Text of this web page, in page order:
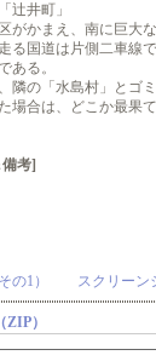
辻井町」
がかまえ、南に巨大な
る国道は片側二車線で
ある。
隣の「水島村」とゴ
場合は、どこか最果
考]
の1）
スクリーン
）